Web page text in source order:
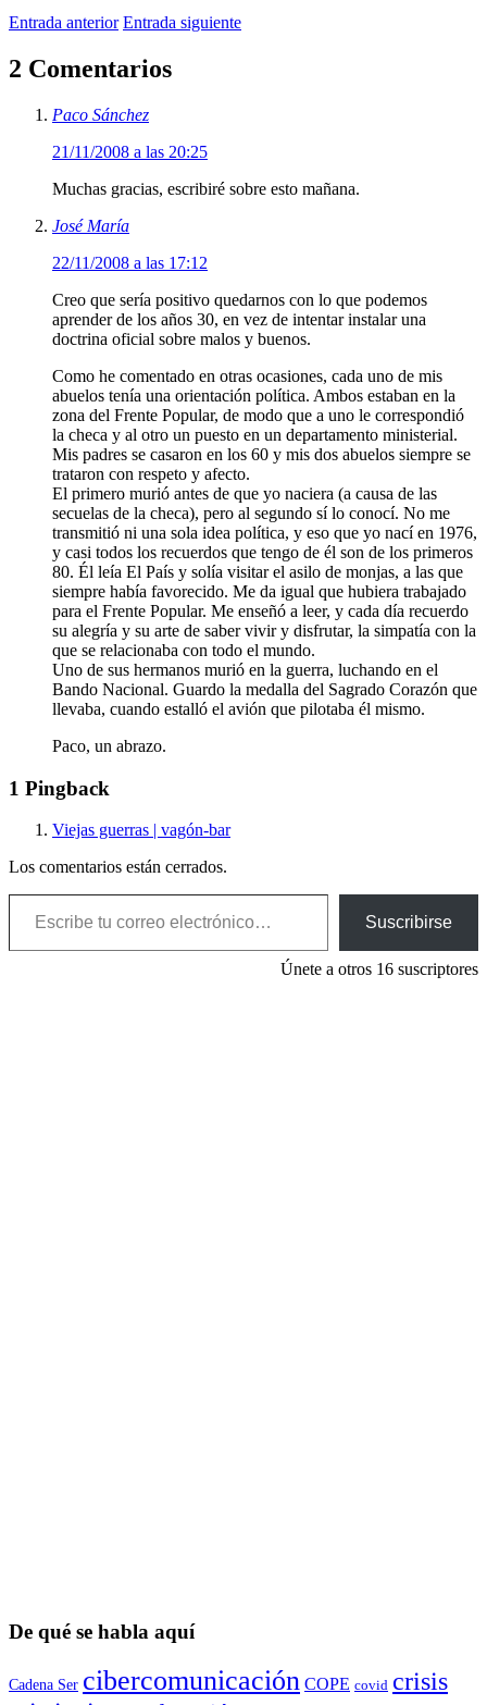
Entrada anterior Entrada siguiente
2 Comentarios
Paco Sánchez
21/11/2008 a las 20:25
Muchas gracias, escribiré sobre esto mañana.
José María
22/11/2008 a las 17:12
Creo que sería positivo quedarnos con lo que podemos
aprender de los años 30, en vez de intentar instalar una
doctrina oficial sobre malos y buenos.
Como he comentado en otras ocasiones, cada uno de mis
abuelos tenía una orientación política. Ambos estaban en la
zona del Frente Popular, de modo que a uno le correspondió
la checa y al otro un puesto en un departamento ministerial.
Mis padres se casaron en los 60 y mis dos abuelos siempre se
trataron con respeto y afecto.
El primero murió antes de que yo naciera (a causa de las
secuelas de la checa), pero al segundo sí lo conocí. No me
transmitió ni una sola idea política, y eso que yo nací en 1976,
y casi todos los recuerdos que tengo de él son de los primeros
80. Él leía El País y solía visitar el asilo de monjas, a las que
siempre había favorecido. Me da igual que hubiera trabajado
para el Frente Popular. Me enseñó a leer, y cada día recuerdo
su alegría y su arte de saber vivir y disfrutar, la simpatía con la
que se relacionaba con todo el mundo.
Uno de sus hermanos murió en la guerra, luchando en el
Bando Nacional. Guardo la medalla del Sagrado Corazón que
llevaba, cuando estalló el avión que pilotaba él mismo.
Paco, un abrazo.
1 Pingback
Viejas guerras | vagón-bar
Los comentarios están cerrados.
Escribe tu correo electrónico…
Suscribirse
Únete a otros 16 suscriptores
De qué se habla aquí
Cadena Ser cibercomunicación COPE covid crisis